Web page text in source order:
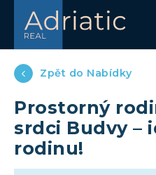
Zpět do Nabídky
Prostorný
srdci Budvy –
rodinu!